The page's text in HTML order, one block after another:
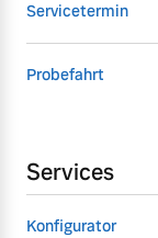
Servicetermin
Probefahrt
Services
Konfigurator